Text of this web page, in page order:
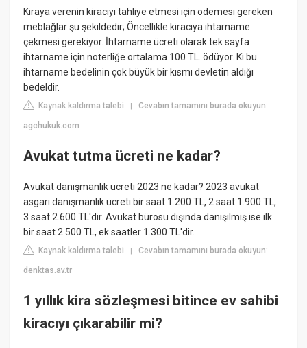
Kiraya verenin kiracıyı tahliye etmesi için ödemesi gereken
meblağlar şu şekildedir; Öncellikle kiracıya ihtarname
çekmesi gerekiyor. İhtarname ücreti olarak tek sayfa
ihtarname için noterliğe ortalama 100 TL. ödüyor. Ki bu
ihtarname bedelinin çok büyük bir kısmı devletin aldığı
bedeldir.
Kaynak kaldırma talebi |Cevabın tamamını burada okuyun:
agchukuk.com
Avukat tutma ücreti ne kadar?
Avukat danışmanlık ücreti 2023 ne kadar? 2023 avukat
asgari danışmanlık ücreti bir saat 1.200 TL, 2 saat 1.900 TL,
3 saat 2.600 TL'dir. Avukat bürosu dışında danışılmış ise ilk
bir saat 2.500 TL, ek saatler 1.300 TL'dir.
Kaynak kaldırma talebi |Cevabın tamamını burada okuyun:
denktas.av.tr
1 yıllık kira sözleşmesi bitince ev sahibi
kiracıyı çıkarabilir mi?